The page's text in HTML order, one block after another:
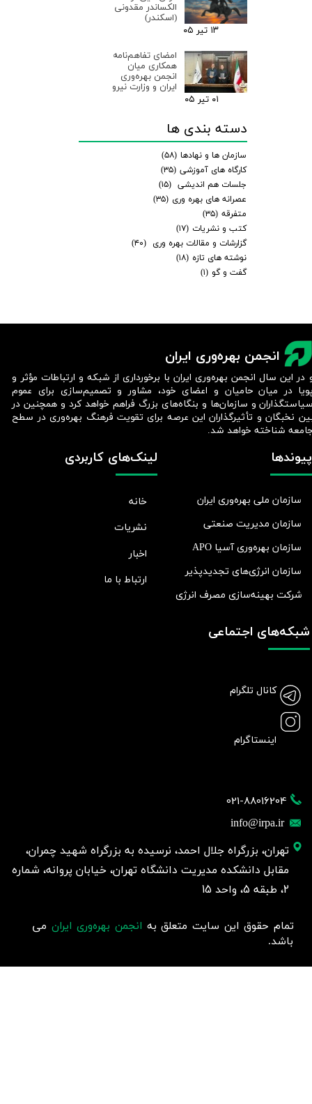
الکساندر مقدونی
(اسکندر)
۱۳ تیر ۰۵
امضای تفاهم‌نامه
همکاری میان
انجمن بهره‌وری
ایران و وزارت نیرو
۰۱ تیر ۰۵
دسته بندی ها
سازمان ها و نهادها (۵۸)
کارگاه های آموزشی (۳۵)
جلسات هم اندیشی (۱۵)
عصرانه های بهره وری (۳۵)
متفرقه (۳۵)
کتب و نشریات (۱۷)
گزارشات و مقالات بهره وری
(۴۰)
نوشته های تازه (۱۸)
گفت و گو (۱)
انجمن بهره‌وری ایران
021-88016204
info@irpa.ir
تهران، بزرگراه جلال احمد، نرسیده به بزرگراه شهید چمران،
مقابل دانشکده مدیریت دانشگاه تهران، خیابان پروانه، شماره
2، طبقه 5، واحد 15
لینک‌های کاربردی
خانه
نشریات
اخبار
ارتباط با ما
پیوندها
سازمان ملی بهره‌وری ایران
سازمان مدیریت صنعتی
سازمان بهره‌وری آسیا APO
سازمان انرژی‌های تجدیدپذیر
شرکت بهينه‌سازی مصرف انرژی
شبکه‌های اجتماعی
کانال تلگرام
اینستاگرام
تمام حقوق این سایت متعلق به انجمن بهره‌وری ایران می
باشد.
در این سال انجمن بهره‌وری ایران با برخورداری از شبکه و ارتباطات مؤثر و
در میان حامیان و اعضای خود، مشاور و تصمیم‌سازی برای عموم
و سازمان‌ها و بنگاه‌های بزرگ فراهم خواهد کرد و همچنین در
نخبگان و تأثیرگذاران این عرصه برای تقویت فرهنگ بهره‌وری در سطح
شناخته خواهد شد.​​​​​​​